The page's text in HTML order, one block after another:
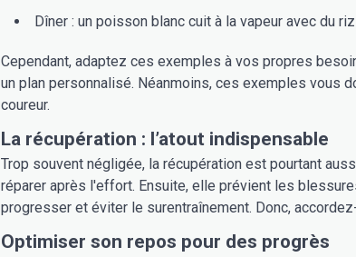
Dîner : un poisson blanc cuit à la vapeur avec du
Cependant, adaptez ces exemples à vos propres
un plan personnalisé. Néanmoins, ces exemples vous
coureur.
La récupération : l’atout indispensable
Trop souvent négligée, la récupération est pourtant
réparer après l'effort. Ensuite, elle prévient les
progresser et éviter le surentraînement. Donc,
Optimiser son repos pour des progrès